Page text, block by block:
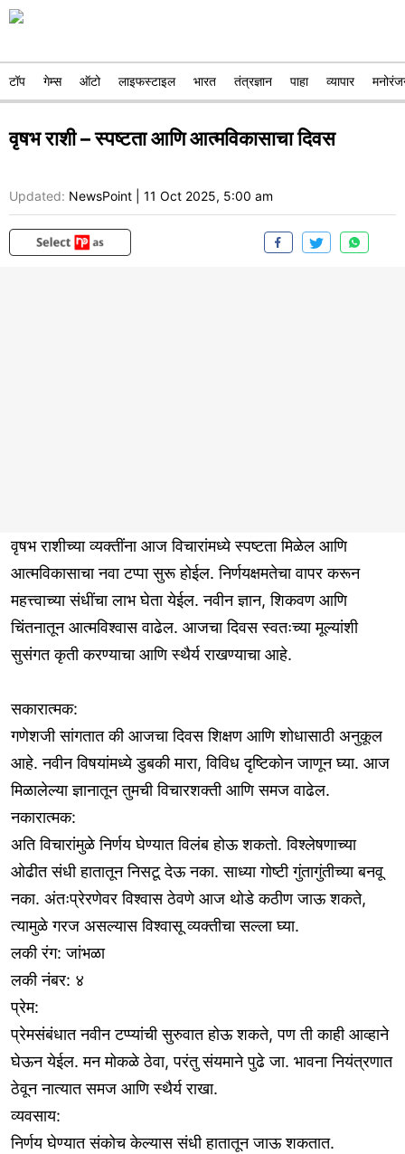
टॉप गेम्स ऑटो लाइफस्टाइल भारत तंत्रज्ञान पाहा व्यापार
वृषभ राशी – स्पष्टता आणि आत्मविकासाचा दिवस
Updated: NewsPoint 11 Oct 2025, 5:00 am
वृषभ राशीच्या व्यक्तींना आज विचारांमध्ये स्पष्टता मिळेल आणि
आत्मविकासाचा नवा टप्पा सुरू होईल. निर्णयक्षमतेचा वापर करून
महत्त्वाच्या संधींचा लाभ घेता येईल. नवीन ज्ञान, शिकवण आणि
चिंतनातून आत्मविश्वास वाढेल. आजचा दिवस स्वतःच्या मूल्यांशी
सुसंगत कृती करण्याचा आणि स्थैर्य राखण्याचा आहे.
सकारात्मक:
गणेशजी सांगतात की आजचा दिवस शिक्षण आणि शोधासाठी अनुकूल
आहे. नवीन विषयांमध्ये डुबकी मारा, विविध दृष्टिकोन जाणून घ्या. आज
मिळालेल्या ज्ञानातून तुमची विचारशक्ती आणि समज वाढेल.
नकारात्मक:
अति विचारांमुळे निर्णय घेण्यात विलंब होऊ शकतो. विश्लेषणाच्या
ओढीत संधी हातातून निसटू देऊ नका. साध्या गोष्टी गुंतागुंतीच्या बनवू
नका. अंतःप्रेरणेवर विश्वास ठेवणे आज थोडे कठीण जाऊ शकते,
त्यामुळे गरज असल्यास विश्वासू व्यक्तीचा सल्ला घ्या.
लकी रंग: जांभळा
लकी नंबर: ४
प्रेम:
प्रेमसंबंधात नवीन टप्प्यांची सुरुवात होऊ शकते, पण ती काही आव्हाने
घेऊन येईल. मन मोकळे ठेवा, परंतु संयमाने पुढे जा. भावना नियंत्रणात
ठेवून नात्यात समज आणि स्थैर्य राखा.
व्यवसाय:
निर्णय घेण्यात संकोच केल्यास संधी हातातून जाऊ शकतात.